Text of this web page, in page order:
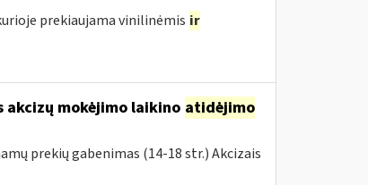
prekiaujama vinilinėmis ir
akcizų mokėjimo laikino atidėjimo
prekių gabenimas (14-18 str.) Akcizais